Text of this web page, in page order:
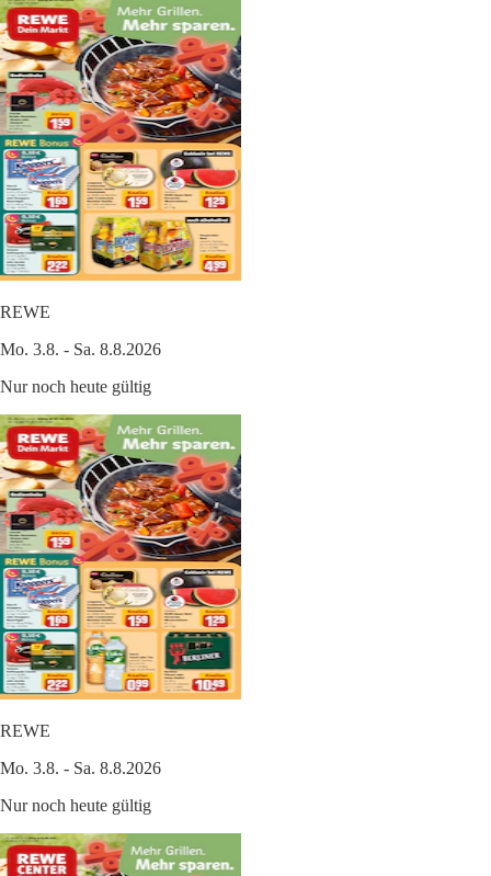
REWE
Mo. 3.8. - Sa. 8.8.2026
Nur noch heute gültig
REWE
Mo. 3.8. - Sa. 8.8.2026
Nur noch heute gültig